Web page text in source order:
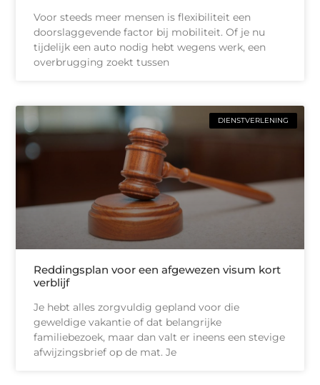
Voor steeds meer mensen is flexibiliteit een
doorslaggevende factor bij mobiliteit. Of je nu
tijdelijk een auto nodig hebt wegens werk, een
overbrugging zoekt tussen
DIENSTVERLENING
Reddingsplan voor een afgewezen visum kort
verblijf
Je hebt alles zorgvuldig gepland voor die
geweldige vakantie of dat belangrijke
familiebezoek, maar dan valt er ineens een stevige
afwijzingsbrief op de mat. Je